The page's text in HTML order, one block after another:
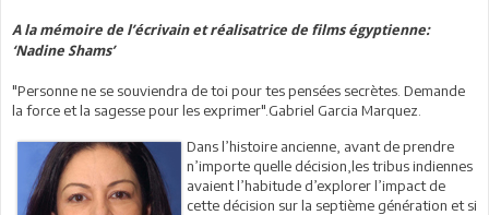
A la mémoire de l’écrivain et réalisatrice de films égyptienne:
‘Nadine Shams’
"Personne ne se souviendra de toi pour tes pensées secrètes. Demande
la force et la sagesse pour les exprimer".Gabriel Garcia Marquez.
Dans l’histoire ancienne, avant de prendre
n’importe quelle décision,les tribus indiennes
avaient l’habitude d’explorer l’impact de
cette décision sur la septième génération et si